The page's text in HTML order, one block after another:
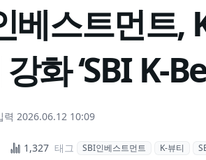
베스트먼트,
화 ‘SBI K-
력 2026.06.12 10:09
1,327 태그 SBI인베스트먼트 K-뷰티